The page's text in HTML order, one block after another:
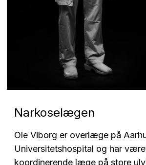
Narkoselægen
Ole Viborg er overlæge på
Universitetshospital og har
koordinerende læge på store